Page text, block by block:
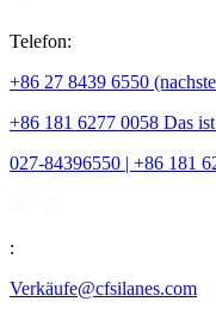
Telefon:
+86 27 8439 6550
+86 181 6277 0058 Das
027-84396550 | +86 181
:
Verkäufe@cfsilanes.com